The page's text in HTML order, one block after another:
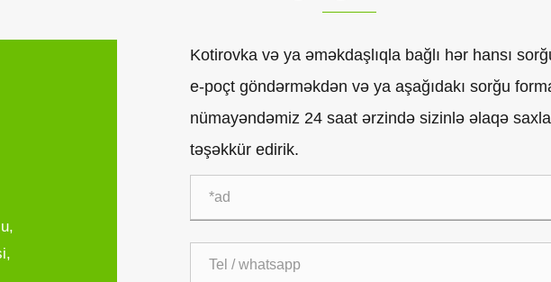
Kotirovka və ya əməkdaşlıqla bağlı hər hansı
e-poçt göndərməkdən və ya aşağıdakı sorğu
nümayəndəmiz 24 saat ərzində sizinlə əlaqə
təşəkkür edirik.